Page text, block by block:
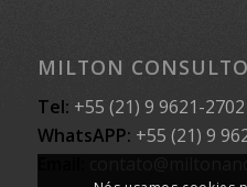
MILTON
Tel: +55 (21) 9 9621-2702
WhatsAPP: +55 (21) 9